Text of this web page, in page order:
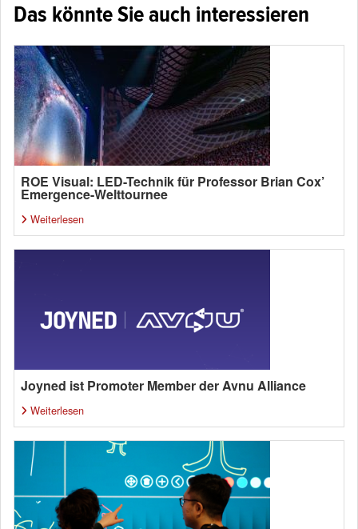
Das könnte Sie auch interessieren
ROE Visual: LED-Technik für Professor Brian Cox’
Emergence-Welttournee
Weiterlesen
Joyned ist Promoter Member der Avnu Alliance
Weiterlesen